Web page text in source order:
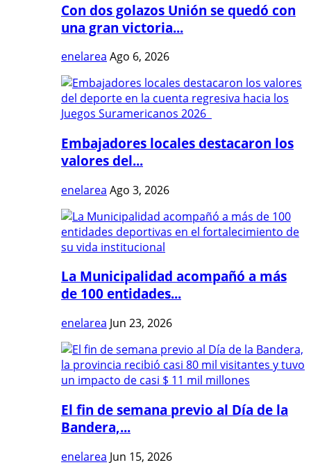
Con dos golazos Unión se quedó con
una gran victoria...
enelarea Ago 6, 2026
Embajadores locales destacaron los
valores del...
enelarea Ago 3, 2026
La Municipalidad acompañó a más
de 100 entidades...
enelarea Jun 23, 2026
El fin de semana previo al Día de la
Bandera,...
enelarea Jun 15, 2026